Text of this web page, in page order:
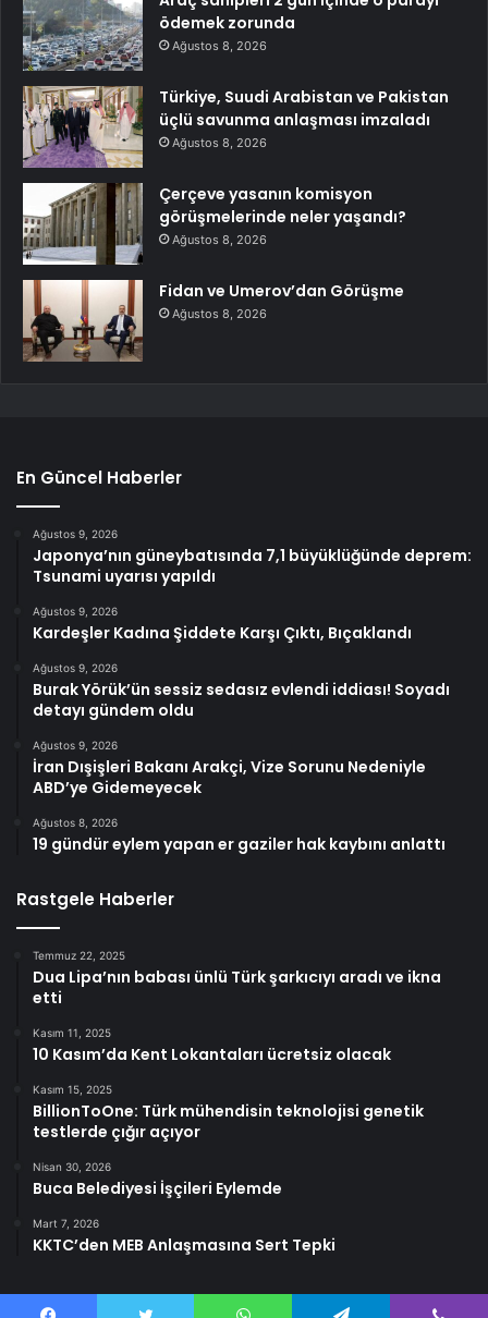
ödemek zorunda
Ağustos 8, 2026
Türkiye, Suudi Arabistan ve Pakistan
üçlü savunma anlaşması imzaladı
Ağustos 8, 2026
Çerçeve yasanın komisyon
görüşmelerinde neler yaşandı?
Ağustos 8, 2026
Fidan ve Umerov’dan Görüşme
Ağustos 8, 2026
En Güncel Haberler
Ağustos 9, 2026
Japonya’nın güneybatısında 7,1 büyüklüğünde deprem:
Tsunami uyarısı yapıldı
Ağustos 9, 2026
Kardeşler Kadına Şiddete Karşı Çıktı, Bıçaklandı
Ağustos 9, 2026
Burak Yörük’ün sessiz sedasız evlendi iddiası! Soyadı
detayı gündem oldu
Ağustos 9, 2026
İran Dışişleri Bakanı Arakçi, Vize Sorunu Nedeniyle
ABD’ye Gidemeyecek
Ağustos 8, 2026
19 gündür eylem yapan er gaziler hak kaybını anlattı
Rastgele Haberler
Temmuz 22, 2025
Dua Lipa’nın babası ünlü Türk şarkıcıyı aradı ve ikna
etti
Kasım 11, 2025
10 Kasım’da Kent Lokantaları ücretsiz olacak
Kasım 15, 2025
BillionToOne: Türk mühendisin teknolojisi genetik
testlerde çığır açıyor
Nisan 30, 2026
Buca Belediyesi İşçileri Eylemde
Mart 7, 2026
KKTC’den MEB Anlaşmasına Sert Tepki